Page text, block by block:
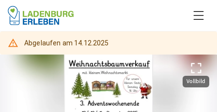
Abgelaufen am 14.12.2025
Vollbild